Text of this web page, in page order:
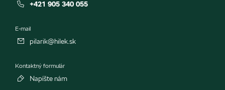
+421 905 340 055
E-mail
pilarik@hilek.sk
Kontaktný formulár
Napíšte nám